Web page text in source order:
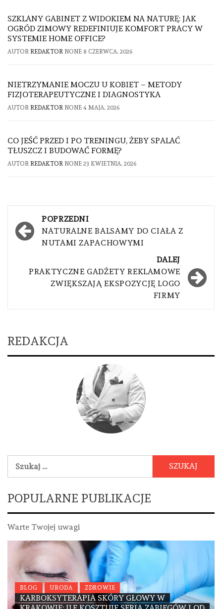
SZKLANY GABINET Z WIDOKIEM NA NATURĘ: JAK
OGRÓD ZIMOWY REDEFINIUJE KOMFORT PRACY W
SYSTEMIE HOME OFFICE?
AUTOR REDAKTOR NONE 8 CZERWCA, 2026
NIETRZYMANIE MOCZU U KOBIET – METODY
FIZJOTERAPEUTYCZNE I DIAGNOSTYKA
AUTOR REDAKTOR NONE 4 MAJA, 2026
CO JEŚĆ PRZED I PO TRENINGU, ŻEBY SPALAĆ
TŁUSZCZ I BUDOWAĆ FORMĘ?
AUTOR REDAKTOR NONE 23 KWIETNIA, 2026
Nawigacja
wpisu
POPRZEDNI
NATURALNE BALSAMY DO CIAŁA Z
NUTAMI ZAPACHOWYMI
DALEJ
PRAKTYCZNE GADŻETY REKLAMOWE
ZWIĘKSZAJĄ EKSPOZYCJĘ LOGO
FIRMY
REDAKCJA
POPULARNE PUBLIKACJE
Warte Twojej uwagi
BLOG URODA ZDROWIE
KARBOKSYTERAPIA SKÓRY GŁOWY W